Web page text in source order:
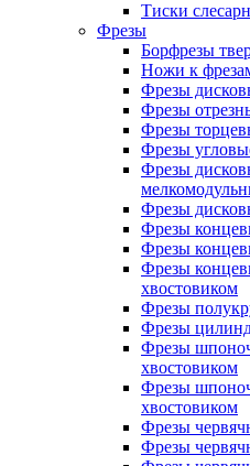
Тиски
Фрезы
Борфрезы
Ножи к
Фрезы
Фрезы
Фрезы
Фрезы
Фрезы
Фрезы
Фрезы
Фрезы
Фрезы
хвостовиком
Фрезы
Фрезы
Фрезы
хвостовиком
Фрезы
хвостовиком
Фрезы
Фрезы